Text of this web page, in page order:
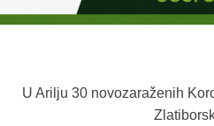
U Arilju 30 novozaraženih